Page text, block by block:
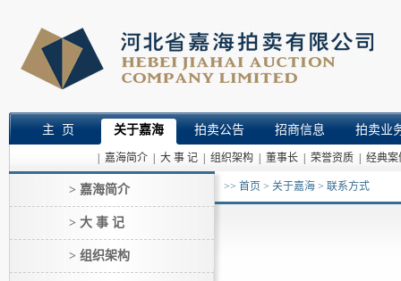
主 页 关于嘉海 拍卖公告 招商信息 拍卖业
| 嘉海简介 | 大 事 记 | 组织架构 | 董事长 | 荣誉资质 | 经典
> 嘉海简介
> 大 事 记
> 组织架构
>> 首页 > 关于嘉海 > 联系方式